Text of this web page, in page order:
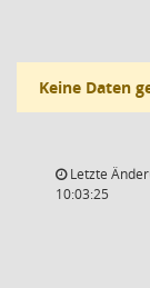
Keine Daten
Letzte
10:03:25